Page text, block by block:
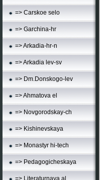
=> Carskoe selo
=> Garchina-hr
=> Arkadia-hr-n
=> Arkadia lev-sv
=> Dm.Donskogo-lev
=> Ahmatova el
=> Novgorodskay-ch
=> Kishinevskaya
=> Monastyr hi-tech
=> Pedagogicheskaya
=> Literaturnaya al